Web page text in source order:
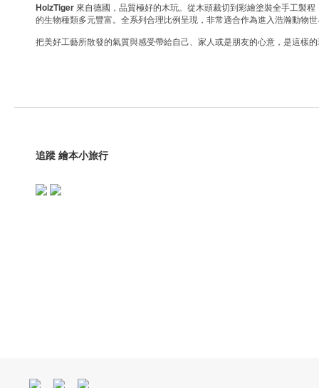
HolzTiger 來自德國，品質極好的木玩。從木頭裁切到彩繪塗裝全手工製
的生物種類多元豐富。全系列合理比例呈現，非常適合作為進入浩瀚動物
把美好工藝所散發的氣質與感受帶給自己、家人或是朋友的心意，是這樣
追蹤 繪本小旅行